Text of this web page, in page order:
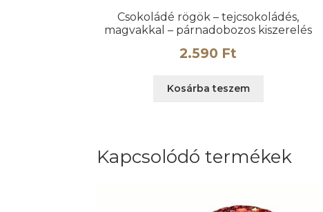
Csokoládé rögök – tejcsokoládés,
magvakkal – párnadobozos kiszerelés
2.590 Ft
Kosárba teszem
Kapcsolódó termékek